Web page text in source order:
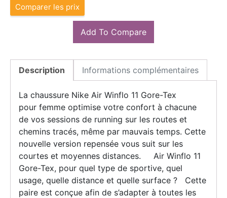
Comparer les prix
Add To Compare
Description Informations complémentaires
La chaussure Nike Air Winflo 11 Gore-Tex
pour femme optimise votre confort à chacune
de vos sessions de running sur les routes et
chemins tracés, même par mauvais temps. Cette
nouvelle version repensée vous suit sur les
courtes et moyennes distances. Air Winflo 11
Gore-Tex, pour quel type de sportive, quel
usage, quelle distance et quelle surface ? Cette
paire est conçue afin de s’adapter à toutes les